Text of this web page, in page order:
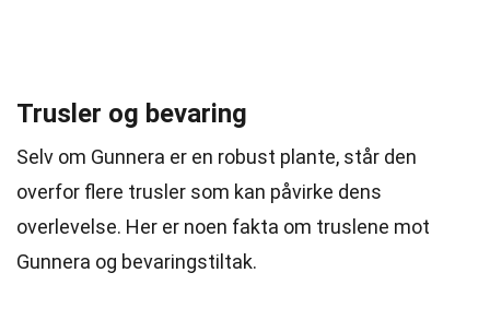
Trusler og bevaring
Selv om Gunnera er en robust plante, står den
overfor flere trusler som kan påvirke dens
overlevelse. Her er noen fakta om truslene mot
Gunnera og bevaringstiltak.